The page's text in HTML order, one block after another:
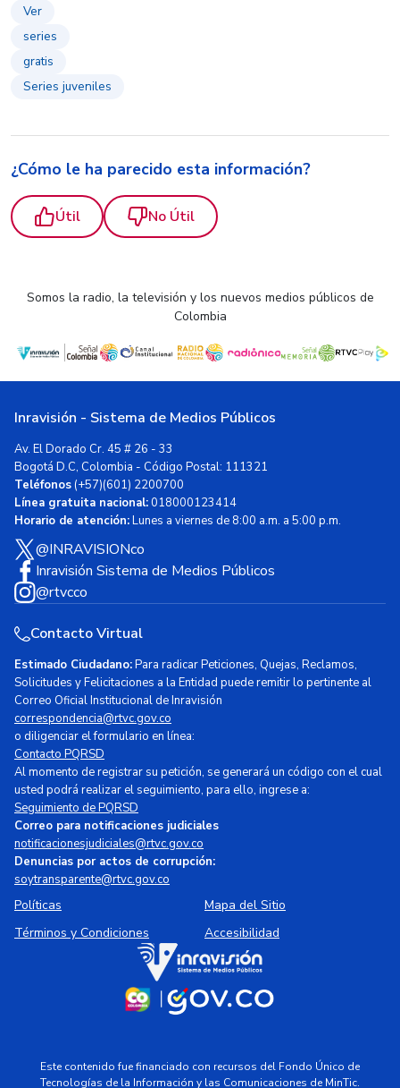
Ver
series
gratis
Series juveniles
¿Cómo le ha parecido esta información?
Útil No Útil
Somos la radio, la televisión y los nuevos medios públicos de
Colombia
Inravisión - Sistema de Medios Públicos
Av. El Dorado Cr. 45 # 26 - 33
Bogotá D.C, Colombia - Código Postal: 111321
Teléfonos(+57)(601) 2200700
Línea gratuita nacional:018000123414
Horario de atención:Lunes a viernes de 8:00 a.m. a 5:00 p.m.
@INRAVISIONco
Inravisión Sistema de Medios Públicos
@rtvcco
Contacto Virtual
Estimado Ciudadano:Para radicar Peticiones, Quejas, Reclamos,
Solicitudes y Felicitaciones a la Entidad puede remitir lo pertinente al
Correo Oficial Institucional de Inravisión
correspondencia@rtvc.gov.co
o diligenciar el formulario en línea:
Contacto PQRSD
Al momento de registrar su petición, se generará un código con el cual
usted podrá realizar el seguimiento, para ello, ingrese a:
Seguimiento de PQRSD
Correo para notificaciones judiciales
notificacionesjudiciales@rtvc.gov.co
Denuncias por actos de corrupción:
soytransparente@rtvc.gov.co
Políticas
Mapa del Sitio
Términos y Condiciones
Accesibilidad
Este contenido fue financiado con recursos del Fondo Único de
Tecnologías de la Información y las Comunicaciones de MinTic.